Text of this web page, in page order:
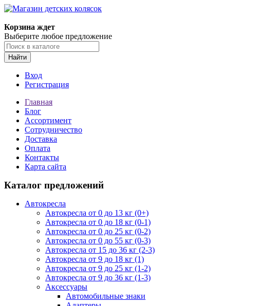
Корзина ждет
Выберите любое предложение
Найти
Вход
Регистрация
Главная
Блог
Ассортимент
Сотрудничество
Доставка
Оплата
Контакты
Карта сайта
Каталог предложений
Автокресла
Автокресла от 0 до 13 кг (0+)
Автокресла от 0 до 18 кг (0-1)
Автокресла от 0 до 25 кг (0-2)
Автокресла от 0 до 55 кг (0-3)
Автокресла от 15 до 36 кг (2-3)
Автокресла от 9 до 18 кг (1)
Автокресла от 9 до 25 кг (1-2)
Автокресла от 9 до 36 кг (1-3)
Аксессуары
Автомобильные знаки